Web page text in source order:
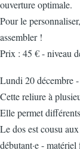
ouverture optimale.
Pour le
assembler !
Prix : 45 € - niveau
Lundi 20 décembre
Cette reliure à
Elle permet
Le dos est cousu
débutant·e - matériel